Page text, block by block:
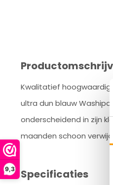
9,3
Kwalitatief
ultra dun blauw
onderscheidend in zijn
maanden schoon
Specificaties